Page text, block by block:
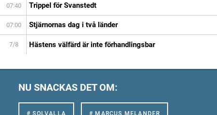
07:40 Trippel för Svanstedt
07:00 Stjärnornas dag i två länder
7/8 Hästens välfärd är inte förhandlingsbar
NU SNACKAS DET OM: